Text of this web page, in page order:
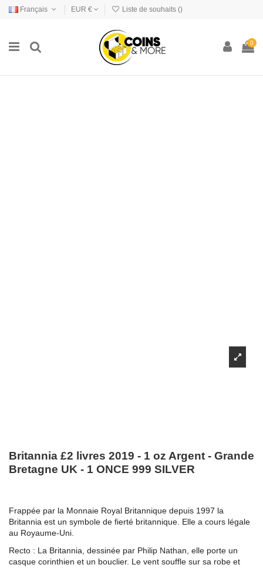
Français EUR € Liste de souhaits ()
0
Britannia £2 livres 2019 - 1 oz Argent - Grande
Bretagne UK - 1 ONCE 999 SILVER
Frappée par la Monnaie Royal Britannique depuis 1997 la
Britannia est un symbole de fierté britannique. Elle a cours légale
au Royaume-Uni.
Recto : La Britannia, dessinée par Philip Nathan, elle porte un
casque corinthien et un bouclier. Le vent souffle sur sa robe et